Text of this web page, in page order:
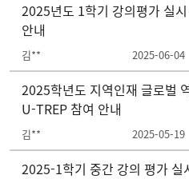
2025년도 1학기 강의평가 실
안내
김** 2025-06-04
2025학년도 지역인재 글로벌
U-TREP 참여 안내
김** 2025-05-19
2025-1학기 중간 강의 평가 실